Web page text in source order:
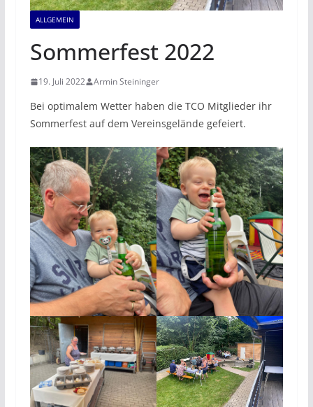
ALLGEMEIN
Sommerfest 2022
19. Juli 2022 Armin Steininger
Bei optimalem Wetter haben die TCO Mitglieder ihr
Sommerfest auf dem Vereinsgelände gefeiert.